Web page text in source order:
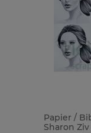
Papier /
Sharon